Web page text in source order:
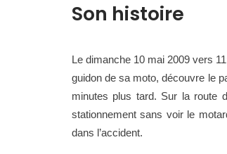
Son histoire
Le dimanche 10 mai 2009 vers
guidon de sa moto, découvre le
minutes plus tard. Sur la route
stationnement sans voir le
dans l’accident.